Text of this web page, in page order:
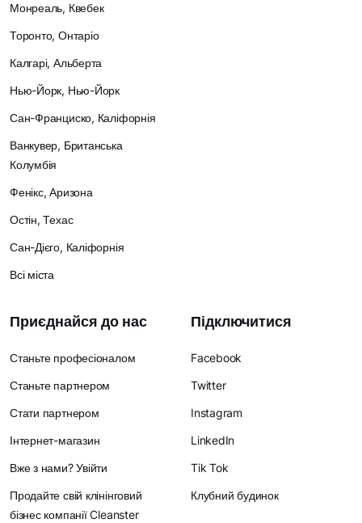
Монреаль, Квебек
Торонто, Онтаріо
Калгарі, Альберта
Нью-Йорк, Нью-Йорк
Сан-Франциско, Каліфорнія
Ванкувер, Британська
Колумбія
Фенікс, Аризона
Остін, Техас
Сан-Дієго, Каліфорнія
Всі міста
Приєднайся до нас
Станьте професіоналом
Станьте партнером
Стати партнером
Інтернет-магазин
Вже з нами? Увійти
Продайте свій клінінговий
бізнес компанії Cleanster
Підключитися
Facebook
Twitter
Instagram
LinkedIn
Tik Tok
Клубний будинок